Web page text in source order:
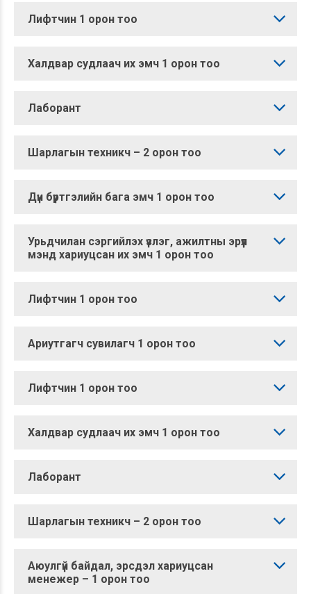
Лифтчин 1 орон тоо
Халдвар судлаач их эмч 1 орон тоо
Лаборант
Шарлагын техникч – 2 орон тоо
Дүн бүртгэлийн бага эмч 1 орон тоо
Урьдчилан сэргийлэх үзлэг, ажилтны эрүүл
мэнд хариуцсан их эмч 1 орон тоо
Лифтчин 1 орон тоо
Ариутгагч сувилагч 1 орон тоо
Лифтчин 1 орон тоо
Халдвар судлаач их эмч 1 орон тоо
Лаборант
Шарлагын техникч – 2 орон тоо
Аюулгүй байдал, эрсдэл хариуцсан
менежер – 1 орон тоо